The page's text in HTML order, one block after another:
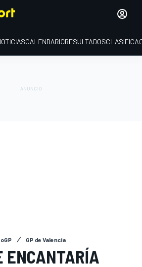
CALENDARIORESULTADOS
GP de Valencia
ENCANTARÍA